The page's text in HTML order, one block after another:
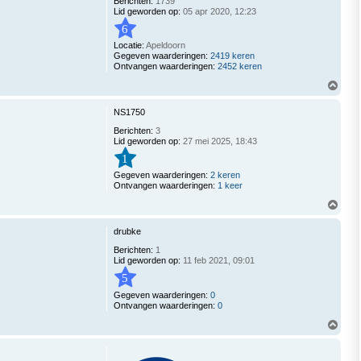
Lid geworden op: 05 apr 2020, 12:23
6
Locatie: Apeldoorn
Gegeven waarderingen: 2419 keren
Ontvangen waarderingen: 2452 keren
NS1750
Berichten: 3
Lid geworden op: 27 mei 2025, 18:43
1
Gegeven waarderingen: 2 keren
Ontvangen waarderingen: 1 keer
drubke
Berichten: 1
Lid geworden op: 11 feb 2021, 09:01
5
Gegeven waarderingen: 0
Ontvangen waarderingen: 0